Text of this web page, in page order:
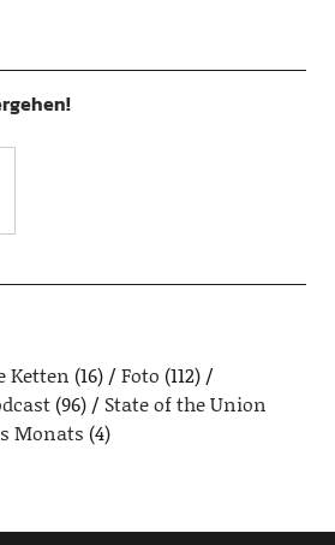
Ketten (16) Foto (112)
(96)
State of the Union
Monats (4)